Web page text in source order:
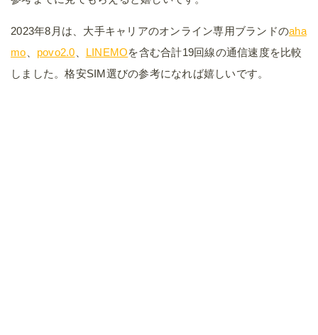
2023年8月は、大手キャリアのオンライン専用ブランドのaha
mo
povo2.0 LINEMOを含む合計19回線の通信速度を比較
しました。格安SIM選びの参考になれば嬉しいです。